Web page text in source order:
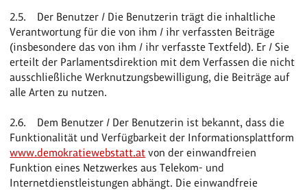
2.5. Der Benutzer / Die Benutzerin trägt die inhaltliche
Verantwortung für die von ihm / ihr verfassten Beiträge
(insbesondere das von ihm / ihr verfasste Textfeld). Er / Sie
erteilt der Parlamentsdirektion mit dem Verfassen die nicht
ausschließliche Werknutzungsbewilligung, die Beiträge auf
alle Arten zu nutzen.
2.6. Dem Benutzer / Der Benutzerin ist bekannt, dass die
Funktionalität und Verfügbarkeit der Informationsplattform
www.demokratiewebstatt.at von der einwandfreien
Funktion eines Netzwerkes aus Telekom- und
Internetdienstleistungen abhängt. Die einwandfreie